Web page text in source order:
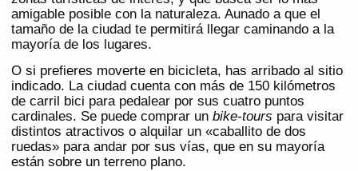
amigable posible con la naturaleza. Aunado a que el
tamaño de la ciudad te permitirá llegar caminando a la
mayoría de los lugares.
O si prefieres moverte en bicicleta, has arribado al sitio
indicado. La ciudad cuenta con más de 150 kilómetros
de carril bici para pedalear por sus cuatro puntos
cardinales. Se puede comprar un bike-tours para visitar
distintos atractivos o alquilar un «caballito de dos
ruedas» para andar por sus vías, que en su mayoría
están sobre un terreno plano.